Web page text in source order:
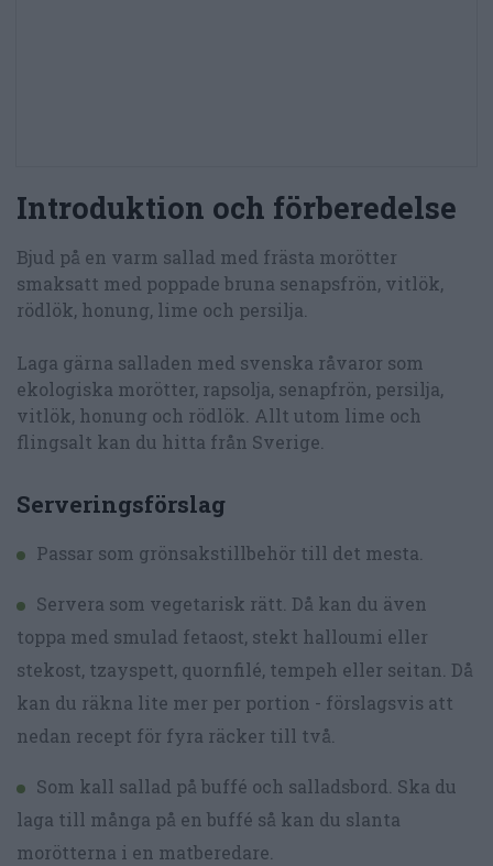
Introduktion och förberedelse
Bjud på en varm sallad med frästa morötter
smaksatt med poppade bruna senapsfrön, vitlök,
rödlök, honung, lime och persilja.
Laga gärna salladen med svenska råvaror som
ekologiska morötter, rapsolja, senapfrön, persilja,
vitlök, honung och rödlök. Allt utom lime och
flingsalt kan du hitta från Sverige.
Serveringsförslag
Passar som grönsakstillbehör till det mesta.
Servera som vegetarisk rätt. Då kan du även
toppa med smulad fetaost, stekt halloumi eller
stekost, tzayspett, quornfilé, tempeh eller seitan. Då
kan du räkna lite mer per portion - förslagsvis att
nedan recept för fyra räcker till två.
Som kall sallad på buffé och salladsbord. Ska du
laga till många på en buffé så kan du slanta
morötterna i en matberedare.